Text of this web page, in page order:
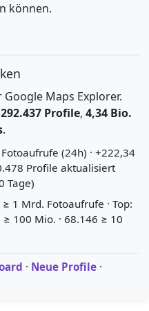
können.
Maps Explorer.
292.437 Profile, 4,34 Bio.
.
(24h) · +222,34
Profile aktualisiert
Tage)
1 Mrd. Fotoaufrufe · Top:
100 Mio. · 68.146 ≥ 10
· Neue Profile ·